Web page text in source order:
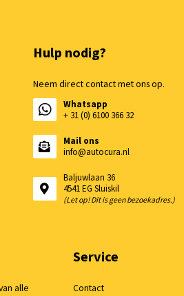
Hulp nodig?
Neem direct contact met ons op.
Whatsapp
+ 31 (0) 6100 366 32
Mail ons
info@autocura.nl
Baljuwlaan 36
4541 EG Sluiskil
(Let op! Dit is geen bezoekadres.)
alle
Service
Contact